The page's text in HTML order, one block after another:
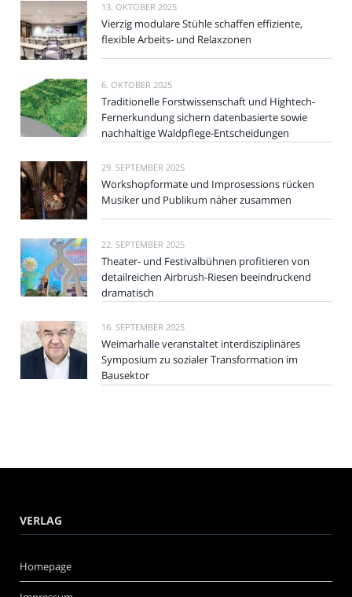
13. OKTOBER 2025
Vierzig modulare Stühle schaffen effiziente,
flexible Arbeits- und Relaxzonen
6. OKTOBER 2025
Traditionelle Forstwissenschaft und Hightech-
Fernerkundung sichern datenbasierte sowie
nachhaltige Waldpflege-Entscheidungen
29. SEPTEMBER 2025
Workshopformate und Improsessions rücken
Musiker und Publikum näher zusammen
22. SEPTEMBER 2025
Theater- und Festivalbühnen profitieren von
detailreichen Airbrush-Riesen beeindruckend
dramatisch
16. SEPTEMBER 2025
Weimarhalle veranstaltet interdisziplinäres
Symposium zu sozialer Transformation im
Bausektor
VERLAG
Homepage